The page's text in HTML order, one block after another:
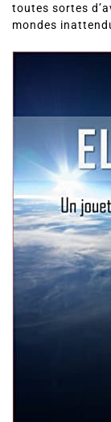
toutes sortes
mondes